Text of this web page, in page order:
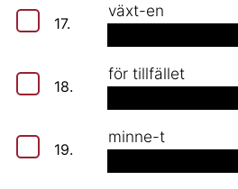
17.
växt-en
18.
för tillfället
19.
minne-t